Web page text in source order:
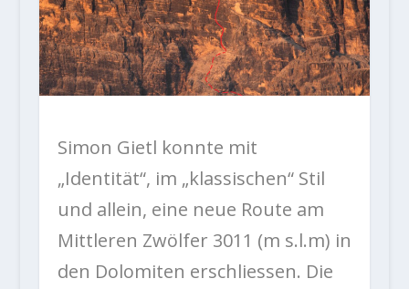
Simon Gietl konnte mit
„Identität“, im „klassischen“ Stil
und allein, eine neue Route am
Mittleren Zwölfer 3011 (m s.l.m) in
den Dolomiten erschliessen. Die